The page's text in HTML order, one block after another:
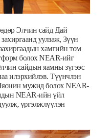
Элчин сайд Дай
уулзаж, Зүүн
хамгийн том
болох NEAR-ийг
сайдын яамны зүгээс
илэрхийлэв. Түүнчлэн
мужид болох NEAR-
NEAR-ийн үйл
үргэлжлүүлэн